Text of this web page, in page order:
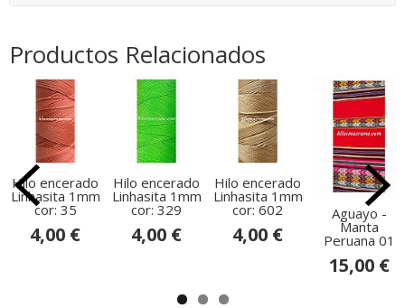
Productos Relacionados
Hilo encerado
Linhasita 1mm
cor: 35
4,00 €
Hilo encerado
Linhasita 1mm
cor: 329
4,00 €
Hilo encerado
Linhasita 1mm
cor: 602
4,00 €
Aguayo -
Manta
Peruana 01
15,00 €